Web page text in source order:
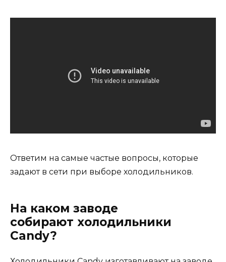
Ответим на самые частые вопросы, которые
задают в сети при выборе холодильников.
На каком заводе
собирают холодильники
Candy?